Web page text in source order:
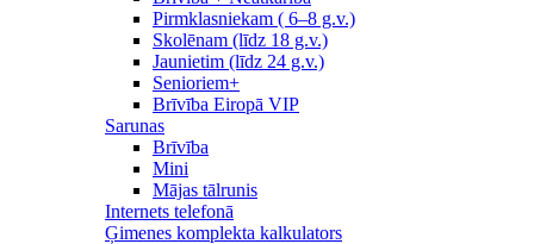
Pirmklasniekam ( 6–8 g.v.)
Skolēnam (līdz 18 g.v.)
Jaunietim (līdz 24 g.v.)
Senioriem+
Brīvība Eiropā VIP
Sarunas
Brīvība
Mini
Mājas tālrunis
Internets telefonā
Ģimenes komplekta kalkulators